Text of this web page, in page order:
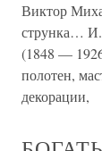
Виктор
струнка…
(1848 —
полотен,
декорации,